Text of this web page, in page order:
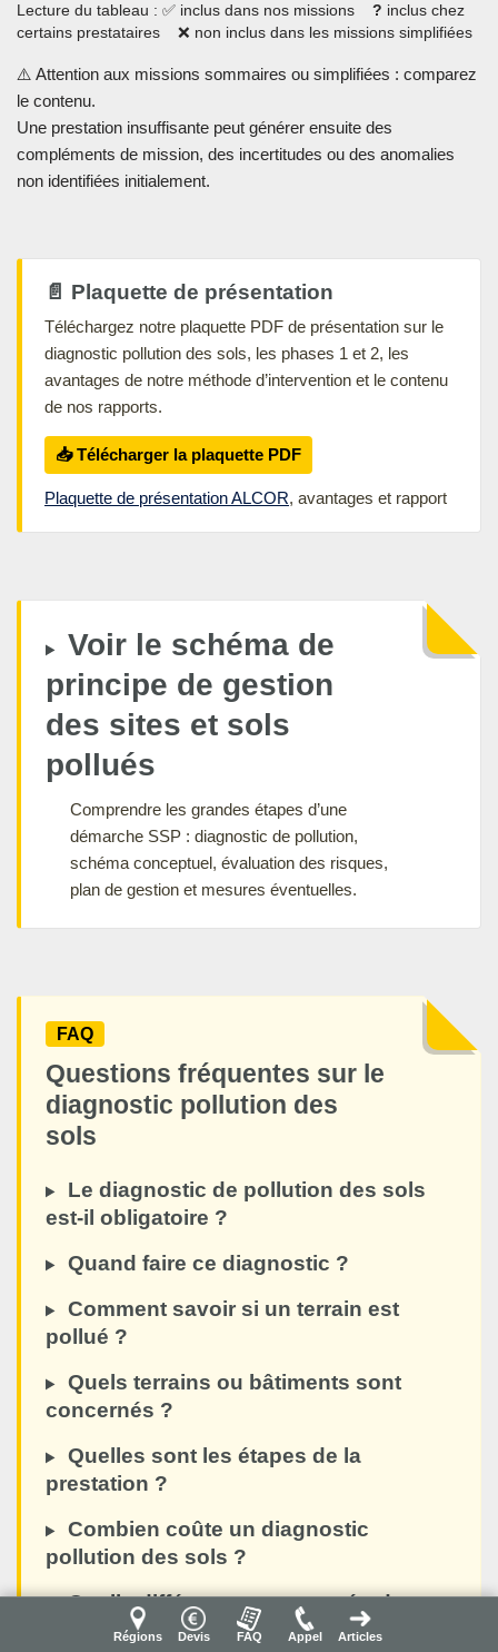
Lecture du tableau : ✅ inclus dans nos missions ? inclus chez
certains prestataires ❌ non inclus dans les missions simplifiées
⚠️ Attention aux missions sommaires ou simplifiées : comparez
le contenu.
Une prestation insuffisante peut générer ensuite des
compléments de mission, des incertitudes ou des anomalies
non identifiées initialement.
📄 Plaquette de présentation
Téléchargez notre plaquette PDF de présentation sur le
diagnostic pollution des sols, les phases 1 et 2, les
avantages de notre méthode d’intervention et le contenu
de nos rapports.
📥 Télécharger la plaquette PDF
Plaquette de présentation ALCOR, avantages et rapport
Voir le schéma de
principe de gestion
des sites et sols
pollués
Comprendre les grandes étapes d’une
démarche SSP : diagnostic de pollution,
schéma conceptuel, évaluation des risques,
plan de gestion et mesures éventuelles.
FAQ
Questions fréquentes sur le
diagnostic pollution des
sols
Le diagnostic de pollution des sols
est-il obligatoire ?
Quand faire ce diagnostic ?
Comment savoir si un terrain est
pollué ?
Quels terrains ou bâtiments sont
concernés ?
Quelles sont les étapes de la
prestation ?
Combien coûte un diagnostic
pollution des sols ?
Quelle différence avec une étude
géotechnique G1 ou G2 ?
Régions Devis FAQ Appel Articles